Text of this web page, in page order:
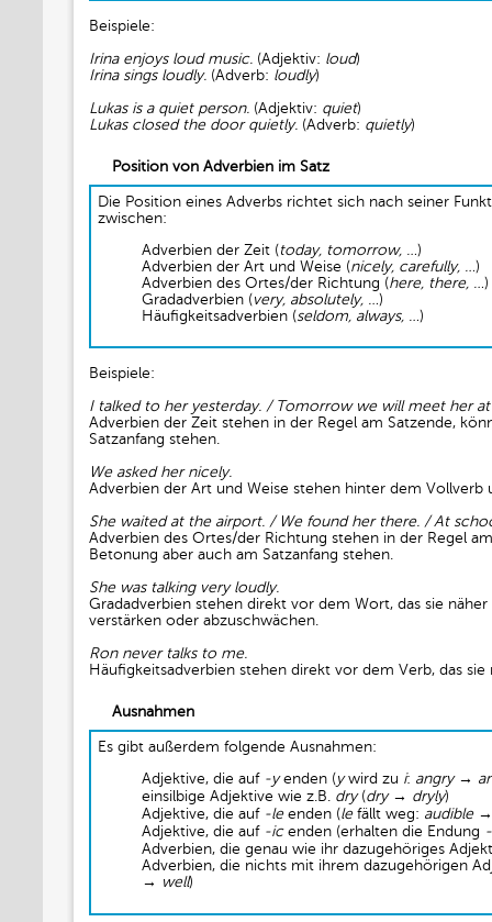
Beispiele:
Irina enjoys loud music. (Adjektiv: loud)
Irina sings loudly. (Adverb: loudly)
Lukas is a quiet person. (Adjektiv: quiet)
Lukas closed the door quietly. (Adverb: quietly)
Position von Adverbien im Satz
Die Position eines Adverbs richtet sich nach seiner
zwischen:
Adverbien der Zeit (today, tomorrow, …)
Adverbien der Art und Weise (nicely, carefully, …)
Adverbien des Ortes/der Richtung (here, there, …)
Gradadverbien (very, absolutely, …)
Häufigkeitsadverbien (seldom, always, …)
Beispiele:
I talked to her yesterday. / Tomorrow we will meet her
Adverbien der Zeit stehen in der Regel am Satzende,
Satzanfang stehen.
We asked her nicely.
Adverbien der Art und Weise stehen hinter dem Vollverb
She waited at the airport. / We found her there. / At
Adverbien des Ortes/der Richtung stehen in der Regel
Betonung aber auch am Satzanfang stehen.
She was talking very loudly.
Gradadverbien stehen direkt vor dem Wort, das sie
verstärken oder abzuschwächen.
Ron never talks to me.
Häufigkeitsadverbien stehen direkt vor dem Verb, das sie
Ausnahmen
Es gibt außerdem folgende Ausnahmen:
Adjektive, die auf -yenden (ywird zu i: angry→
einsilbige Adjektive wie z.B. dry(dry→ dryly)
Adjektive, die auf -leenden (lefällt weg: audible
Adjektive, die auf -icenden (erhalten die Endung
Adverbien, die genau wie ihr dazugehöriges
Adverbien, die nichts mit ihrem dazugehörigen
→ well)